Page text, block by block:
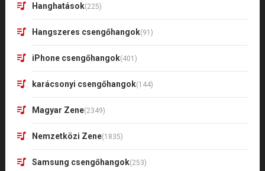
Hanghatások(225)
Hangszeres csengőhangok(91)
iPhone csengőhangok(401)
karácsonyi csengőhangok(144)
Magyar Zene(2349)
Nemzetközi Zene(1835)
Samsung csengőhangok(253)